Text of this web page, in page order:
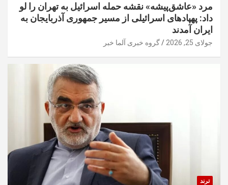
مرد «عاشق‌پیشه» نقشه حمله اسرائیل به تهران را لو
داد: پهپادهای اسرائیلی از مسیر جمهوری آذربایجان به
ایران آمدند
جولای 25, 2026 گروه خبری آلما خبر
ترند